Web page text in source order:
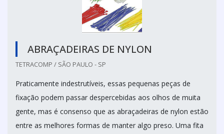
ABRAÇADEIRAS DE NYLON
TETRACOMP / SÃO PAULO - SP
Praticamente indestrutíveis, essas pequenas peças de
fixação podem passar despercebidas aos olhos de muita
gente, mas é consenso que as abraçadeiras de nylon estão
entre as melhores formas de manter algo preso. Uma fita